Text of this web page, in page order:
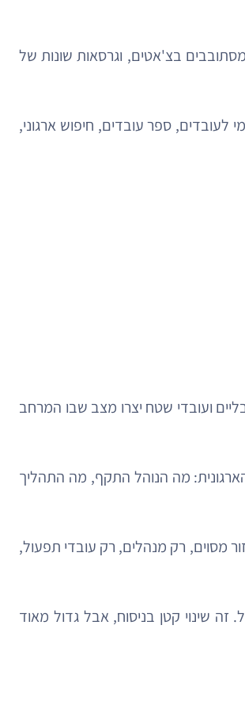
בצ'אטים, וגרסאות שונות של
ספר עובדים, חיפוש ארגוני,
ועובדי שטח יצרו מצב שבו המרחב
מה הנוהל התקף, מה התהליך
מסוים, רק מנהלים, רק עובדי תפעול,
שינוי קטן בניסוח, אבל גדול מאוד